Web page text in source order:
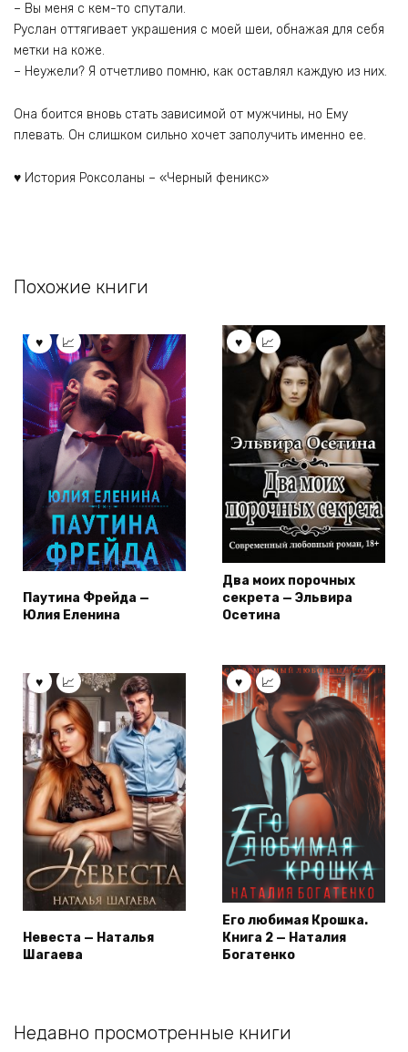
– Вы меня с кем-то спутали.
Руслан оттягивает украшения с моей шеи, обнажая для себя
метки на коже.
– Неужели? Я отчетливо помню, как оставлял каждую из них.
Она боится вновь стать зависимой от мужчины, но Ему
плевать. Он слишком сильно хочет заполучить именно ее.
♥️ История Роксоланы – «Черный феникс»
Похожие книги
Паутина Фрейда —
Юлия Еленина
Два моих порочных
секрета — Эльвира
Осетина
Невеста — Наталья
Шагаева
Его любимая Крошка.
Книга 2 — Наталия
Богатенко
Недавно просмотренные книги